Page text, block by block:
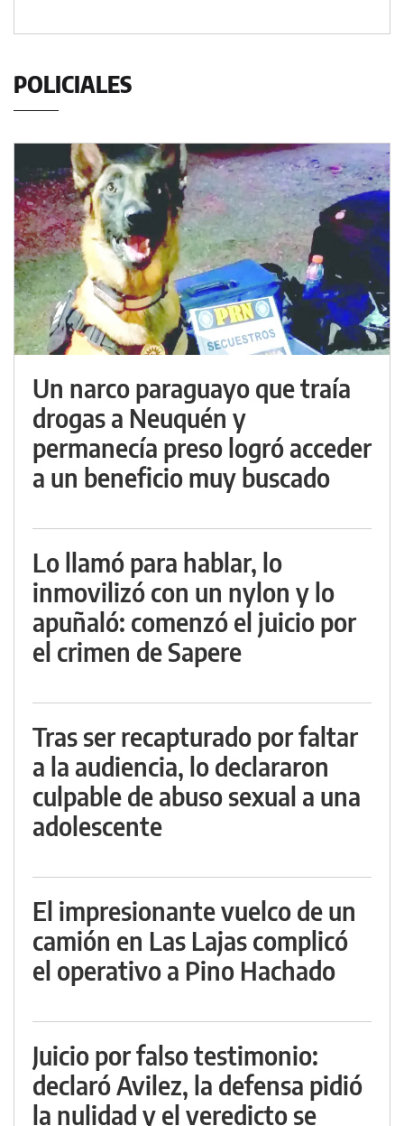
POLICIALES
Un narco paraguayo que traía
drogas a Neuquén y
permanecía preso logró acceder
a un beneficio muy buscado
Lo llamó para hablar, lo
inmovilizó con un nylon y lo
apuñaló: comenzó el juicio por
el crimen de Sapere
Tras ser recapturado por faltar
a la audiencia, lo declararon
culpable de abuso sexual a una
adolescente
El impresionante vuelco de un
camión en Las Lajas complicó
el operativo a Pino Hachado
Juicio por falso testimonio:
declaró Avilez, la defensa pidió
la nulidad y el veredicto se